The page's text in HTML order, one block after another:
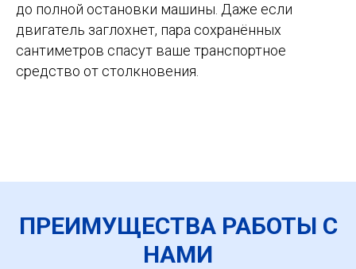
до полной остановки машины. Даже если
двигатель заглохнет, пара сохранённых
сантиметров спасут ваше транспортное
средство от столкновения.
ПРЕИМУЩЕСТВА РАБОТЫ С
НАМИ